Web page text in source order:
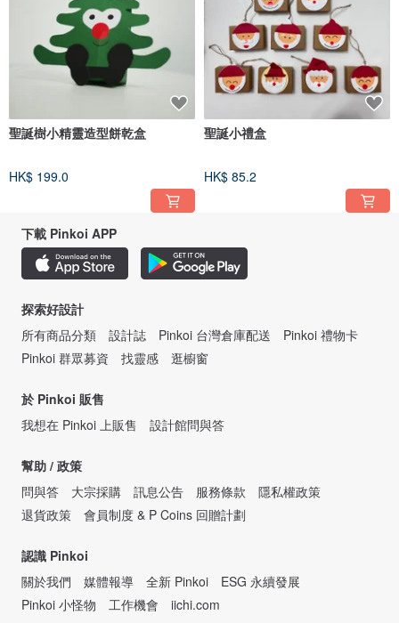
聖誕樹小精靈造型餅乾盒
HK$ 199.0
聖誕小禮盒
HK$ 85.2
下載 Pinkoi APP
探索好設計
所有商品分類
設計誌 Pinkoi 台灣倉庫配送
Pinkoi 禮物卡
Pinkoi 群眾募資
找靈感 逛櫥窗
於 Pinkoi 販售
我想在 Pinkoi 上販售
設計館問與答
幫助 / 政策
問與答
大宗採購 訊息公告 服務條款
隱私權政策
退貨政策
會員制度 & P Coins 回贈計劃
認識 Pinkoi
關於我們
媒體報導 全新 Pinkoi
ESG 永續發展
Pinkoi 小怪物
工作機會 iichi.com